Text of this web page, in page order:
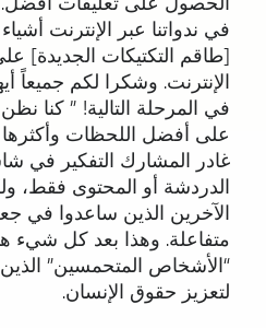
في ندواتنا عبر الإنترنت
[طاقم التكتيكات الجديدة]
الإنترنت. وشكرا لكم جميعاً
في المرحلة التالية! ” كنا
على أفضل اللحظات وأكثرها
غادر المشارك التفكير في
الدردشة أو المحتوى فقط،
الآخرين الذين ساعدوا في
متفاعلة. وهذا بعد كل شيء
“الأشخاص المتحمسين”
لتعزيز حقوق الإنسان.